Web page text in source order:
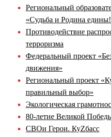
Региональный
«Судьба и Родина
Противодействие
терроризма
Федеральный проект
движения»
Региональный проект
правильный выбор»
Экологическая
80-летие Великой
СВОи Герои. КуZбасс